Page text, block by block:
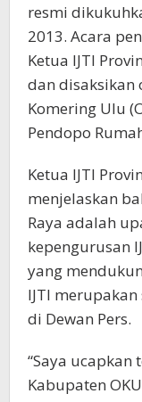
resmi
2013. Acara
Ketua IJTI
dan disaksikan
Komering Ulu
Pendopo
Ketua IJTI
menjelaskan
Raya adalah
kepengurusan
yang
IJTI
di Dewan Pers.
“Saya
Kabupaten